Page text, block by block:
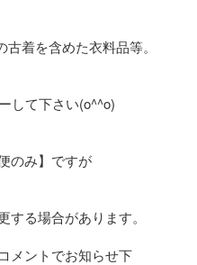
のみ】ですが
る場合があります。
メントでお知らせ下